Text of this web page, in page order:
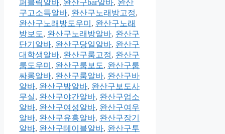
퍼블릭알바, 완산구bar알바, 완산
구고소득알바, 완산구노래방고정,
완산구노래방도우미 , 완산구노래
방보도, 완산구노래방알바, 완산구
단기알바, 완산구당일알바, 완산구
대학생알바, 완산구룸고정, 완산구
룸도우미 , 완산구룸보도, 완산구룸
싸롱알바, 완산구룸알바, 완산구바
알바, 완산구밤알바, 완산구보도사
무실, 완산구야간알바, 완산구업소
알바, 완산구여성알바, 완산구여우
알바, 완산구유흥알바, 완산구장기
알바, 완산구테이블알바, 완산구투